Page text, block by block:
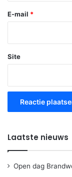
E-mail *
Site
Laatste nieuws
Open dag